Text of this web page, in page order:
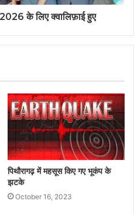
के लिए क्वालिफ़ाई हुए
पिथौरागढ़ में महसूस किए गए भूकंप के
झटके
October 16, 2023